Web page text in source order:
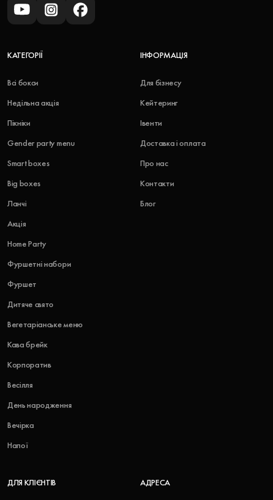
КАТЕГОРІЇ
Всі бокси
Недільна акція
Пікніки
Gender party menu
Smart boxes
Big boxes
Ланчі
Акція
Home Party
Фуршетні набори
Фуршет
Дитяче свято
Вегетаріанське меню
Кава брейк
Корпоратив
Весілля
День народження
Вечірка
Напої
ІНФОРМАЦІЯ
Для бізнесу
Кейтеринг
Івенти
Доставка і оплата
Про нас
Контакти
Блог
ДЛЯ КЛІЄНТІВ АДРЕСА